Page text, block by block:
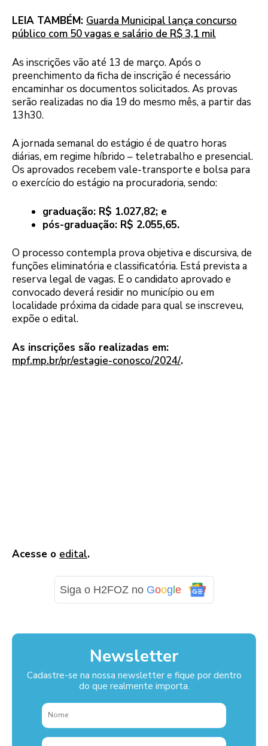
LEIA TAMBÉM: Guarda Municipal lança concurso
público com 50 vagas e salário de R$ 3,1 mil
As inscrições vão até 13 de março. Após o
preenchimento da ficha de inscrição é necessário
encaminhar os documentos solicitados. As provas
serão realizadas no dia 19 do mesmo mês, a partir das
13h30.
A jornada semanal do estágio é de quatro horas
diárias, em regime híbrido – teletrabalho e presencial.
Os aprovados recebem vale-transporte e bolsa para
o exercício do estágio na procuradoria, sendo:
graduação: R$ 1.027,82; e
pós-graduação: R$ 2.055,65.
O processo contempla prova objetiva e discursiva, de
funções eliminatória e classificatória. Está prevista a
reserva legal de vagas. E o candidato aprovado e
convocado deverá residir no município ou em
localidade próxima da cidade para qual se inscreveu,
expõe o edital.
As inscrições são realizadas em:
mpf.mp.br/pr/estagie-conosco/2024/.
Acesse o edital.
Siga o H2FOZ no Goog e
Newsletter
Cadastre-se na nossa newsletter e fique por dentro
do que realmente importa.